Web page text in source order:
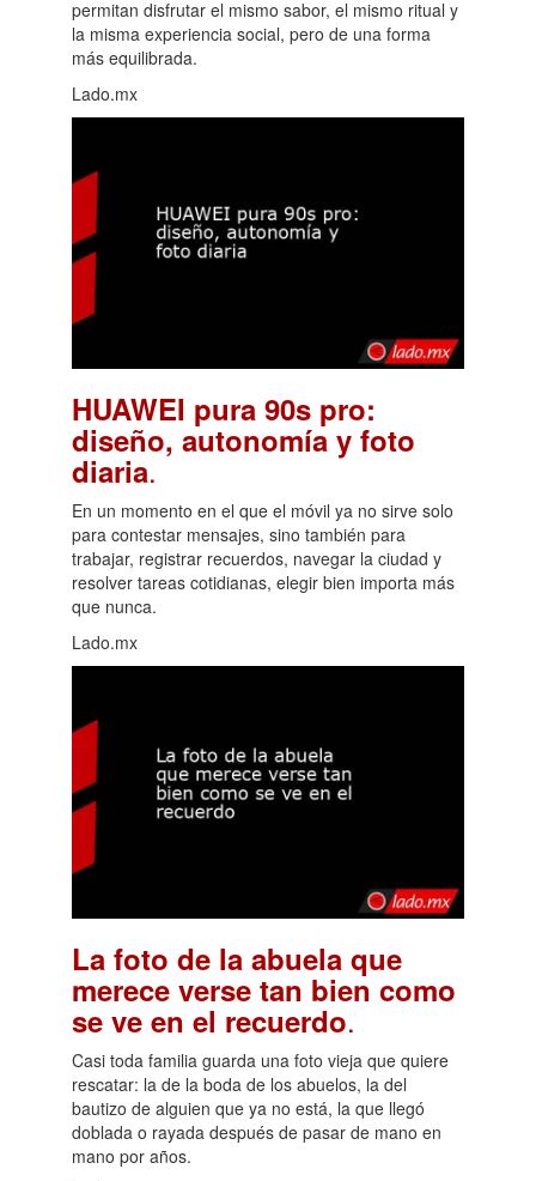
permitan disfrutar el mismo sabor, el mismo ritual y
la misma experiencia social, pero de una forma
más equilibrada.
Lado.mx
HUAWEI pura 90s pro:
diseño, autonomía y foto
diaria.
En un momento en el que el móvil ya no sirve solo
para contestar mensajes, sino también para
trabajar, registrar recuerdos, navegar la ciudad y
resolver tareas cotidianas, elegir bien importa más
que nunca.
Lado.mx
La foto de la abuela que
merece verse tan bien como
se ve en el recuerdo.
Casi toda familia guarda una foto vieja que quiere
rescatar: la de la boda de los abuelos, la del
bautizo de alguien que ya no está, la que llegó
doblada o rayada después de pasar de mano en
mano por años.